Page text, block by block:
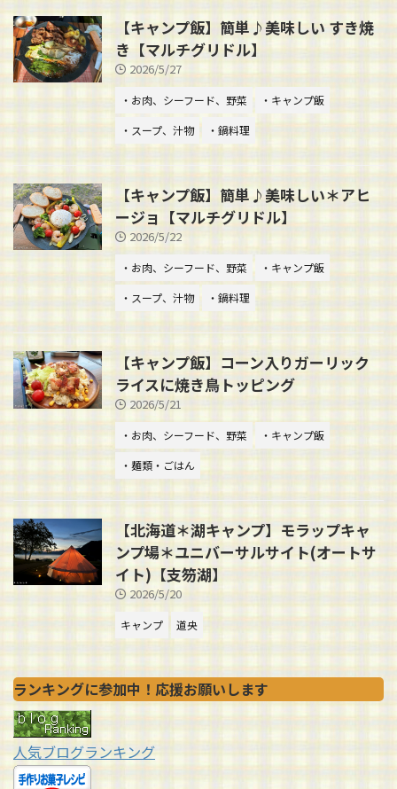
【キャンプ飯】簡単♪美味しい すき焼
き【マルチグリドル】
2026/5/27
・お肉、シーフード、野菜
・キャンプ飯
・スープ、汁物
・鍋料理
【キャンプ飯】簡単♪美味しい＊アヒ
ージョ【マルチグリドル】
2026/5/22
・お肉、シーフード、野菜
・キャンプ飯
・スープ、汁物
・鍋料理
【キャンプ飯】コーン入りガーリック
ライスに焼き鳥トッピング
2026/5/21
・お肉、シーフード、野菜
・キャンプ飯
・麺類・ごはん
【北海道＊湖キャンプ】モラップキャ
ンプ場＊ユニバーサルサイト(オートサ
イト)【支笏湖】
2026/5/20
キャンプ 道央
ランキングに参加中！応援お願いします
人気ブログランキング